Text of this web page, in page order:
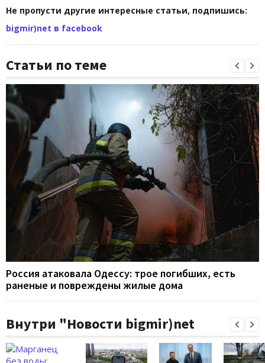
Не пропусти другие интересные статьи, подпишись:
bigmir)net в facebook
Статьи по теме
Россия атаковала Одессу: трое погибших, есть
раненые и повреждены жилые дома
Внутри "Новости bigmir)net